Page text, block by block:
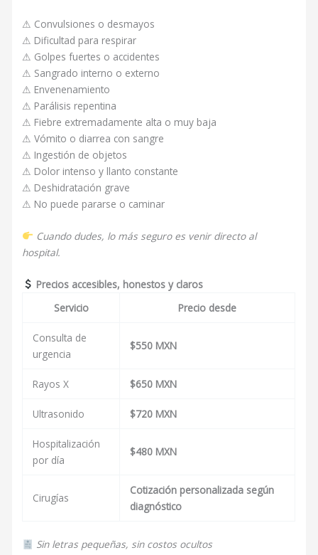
⚠ Convulsiones o desmayos
⚠ Dificultad para respirar
⚠ Golpes fuertes o accidentes
⚠ Sangrado interno o externo
⚠ Envenenamiento
⚠ Parálisis repentina
⚠ Fiebre extremadamente alta o muy baja
⚠ Vómito o diarrea con sangre
⚠ Ingestión de objetos
⚠ Dolor intenso y llanto constante
⚠ Deshidratación grave
⚠ No puede pararse o caminar
Cuando dudes, lo más seguro es venir directo al
hospital.
Precios accesibles, honestos y claros
Servicio
Precio desde
Consulta de
urgencia
$550 MXN
Rayos X $650 MXN
Ultrasonido $720 MXN
Hospitalización
por día
$480 MXN
Cirugías
Cotización personalizada según
diagnóstico
Sin letras pequeñas, sin costos ocultos